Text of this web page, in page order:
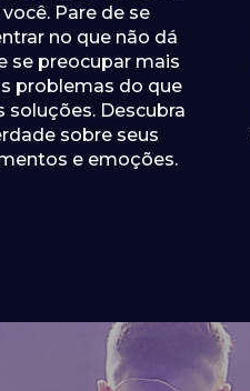
Pare de se
no que não dá
se preocupar mais
problemas do que
soluções. Descubra
sobre seus
e emoções.